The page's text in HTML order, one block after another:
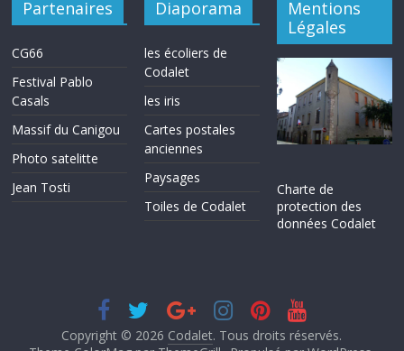
Partenaires
CG66
Festival Pablo
Casals
Massif du Canigou
Photo satelitte
Jean Tosti
Diaporama
les écoliers de
Codalet
les iris
Cartes postales
anciennes
Paysages
Toiles de Codalet
Mentions
Légales
Charte de
protection des
données Codalet
Copyright © 2026 Codalet. Tous droits réservés.